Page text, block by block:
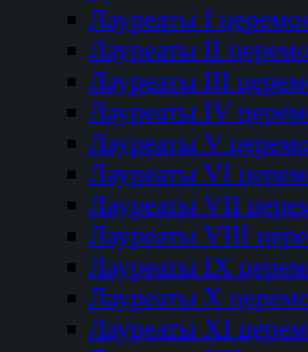
Лауреаты I
Лауреаты II
Лауреаты III
Лауреаты IV
Лауреаты V
Лауреаты VI
Лауреаты VII
Лауреаты VIII
Лауреаты IX
Лауреаты Х
Лауреаты XI